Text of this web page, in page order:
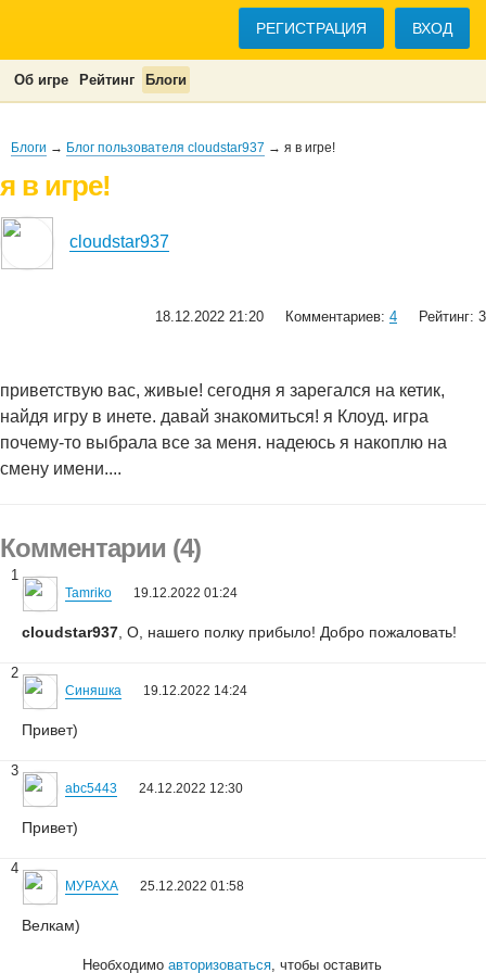
РЕГИСТРАЦИЯ ВХОД
Об игре Рейтинг Блоги
Блоги → Блог пользователя cloudstar937 → я в игре!
я в игре!
cloudstar937
18.12.2022 21:20 Комментариев: 4 Рейтинг: 3
приветствую вас, живые! сегодня я зарегался на кетик,
найдя игру в инете. давай знакомиться! я Клоуд. игра
почему-то выбрала все за меня. надеюсь я накоплю на
смену имени....
Комментарии (4)
1
Tamriko 19.12.2022 01:24
cloudstar937 , О, нашего полку прибыло! Добро пожаловать!
2
Синяшка 19.12.2022 14:24
Привет)
3
abc5443 24.12.2022 12:30
Привет)
4
МУРАХА 25.12.2022 01:58
Велкам)
Необходимоавторизоваться, чтобы оставить